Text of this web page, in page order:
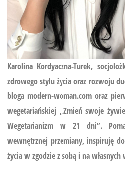
Karolina Kordyaczna-Turek,
zdrowego stylu życia oraz rozwoju
bloga modern-woman.com oraz
wegetariańskiej „Zmień swoje
Wegetarianizm w 21 dni”.
wewnętrznej przemiany, inspiruję
życia w zgodzie z sobą i na własnych